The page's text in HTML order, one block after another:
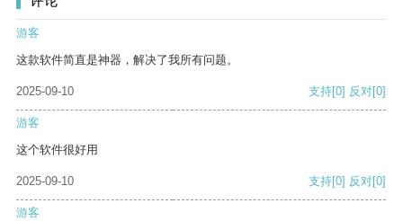
游客
这款软件简直是神器，解决了我所有问题。
2025-09-10 支持[0] 反对[0]
游客
这个软件很好用
2025-09-10 支持[0] 反对[0]
游客